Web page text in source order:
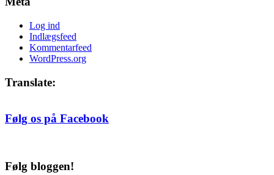
Log ind
Indlægsfeed
Kommentarfeed
WordPress.org
Translate:
Følg os på Facebook
Følg bloggen!